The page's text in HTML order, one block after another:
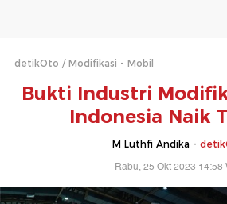
detikOto Modifikasi - Mobil
Bukti Industri
Indonesia Naik
M Luthfi Andika -
Rabu, 25 Okt 2023 14:58